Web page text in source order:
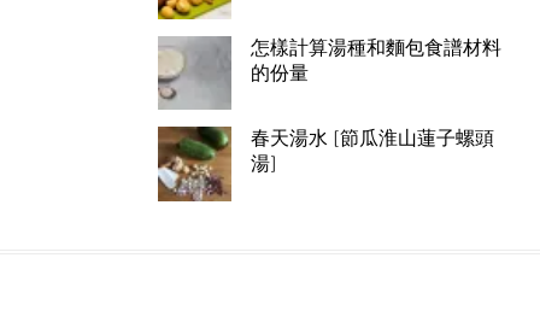
怎樣計算湯種和麵包食譜材料
的份量
春天湯水 [節瓜淮山蓮子螺頭
湯]